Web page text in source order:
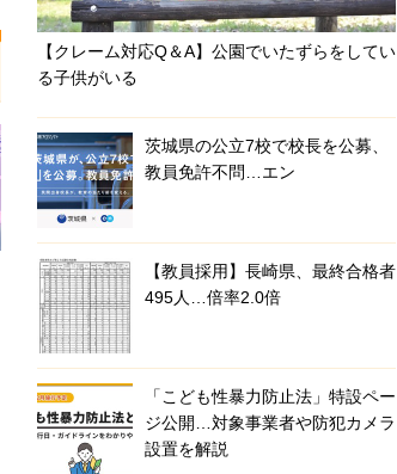
【クレーム対応Q＆A】公園でいたずらをしてい
る子供がいる
茨城県の公立7校で校長を公募、
教員免許不問…エン
【教員採用】長崎県、最終合格者
495人…倍率2.0倍
「こども性暴力防止法」特設ペー
ジ公開…対象事業者や防犯カメラ
設置を解説